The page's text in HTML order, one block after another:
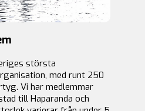
största
med runt 250
Vi har medlemmar
till Haparanda och